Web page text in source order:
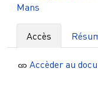
Mans
Accès
Accèder au